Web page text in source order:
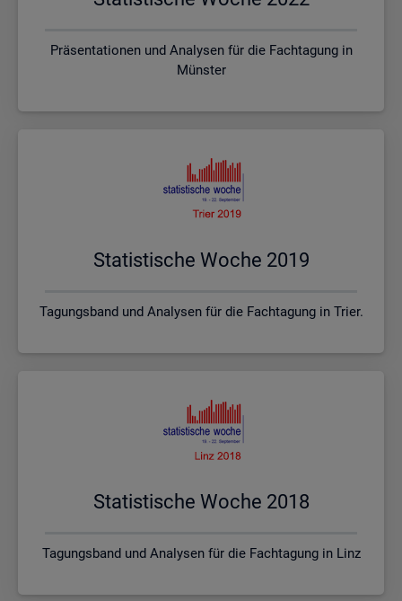
Präsentationen und Analysen für die Fachtagung in
Münster
Sta­tis­ti­sche Woche 2019
Tagungsband und Analysen für die Fachtagung in Trier.
Sta­tis­ti­sche Woche 2018
Tagungsband und Analysen für die Fachtagung in Linz